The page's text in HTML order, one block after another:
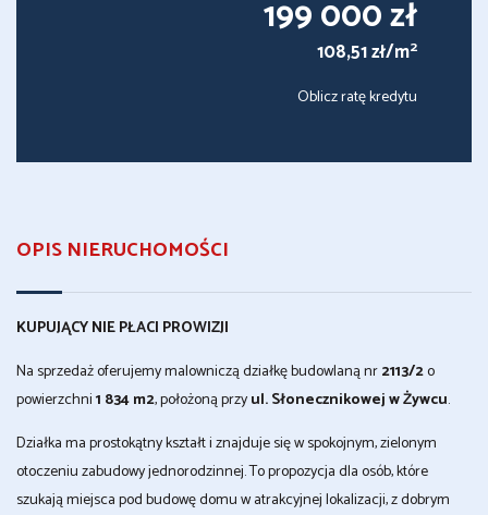
199 000 zł
108,51 zł/m2
Oblicz ratę kredytu
OPIS NIERUCHOMOŚCI
KUPUJĄCY NIE PŁACI PROWIZJI
Na sprzedaż oferujemy malowniczą działkę budowlaną nr2113/2o
powierzchni1 834 m2, położoną przyul. Słonecznikowej w Żywcu.
Działka ma prostokątny kształt i znajduje się w spokojnym, zielonym
otoczeniu zabudowy jednorodzinnej. To propozycja dla osób, które
szukają miejsca pod budowę domu w atrakcyjnej lokalizacji, z dobrym